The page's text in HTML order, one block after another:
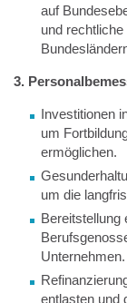
auf
und
3.
Investitionen
um
ermöglichen.
um die
Bereitstellung
Unternehmen.
entlasten und